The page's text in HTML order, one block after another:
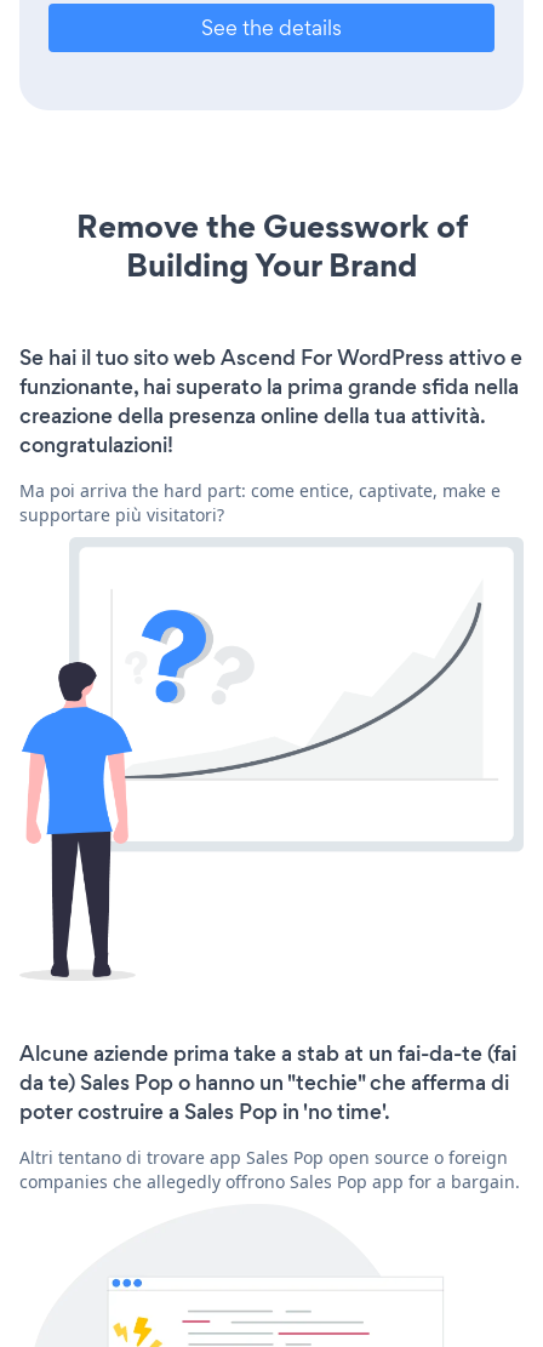
See the details
Remove the Guesswork of
Building Your Brand
Se hai il tuo sito web Ascend For WordPress attivo e
funzionante, hai superato la prima grande sfida nella
creazione della presenza online della tua attività.
congratulazioni!
Ma poi arriva the hard part: come entice, captivate, make e
supportare più visitatori?
Alcune aziende prima take a stab at un fai-da-te (fai
da te) Sales Pop o hanno un "techie" che afferma di
poter costruire a Sales Pop in 'no time'.
Altri tentano di trovare app Sales Pop open source o foreign
companies che allegedly offrono Sales Pop app for a bargain.